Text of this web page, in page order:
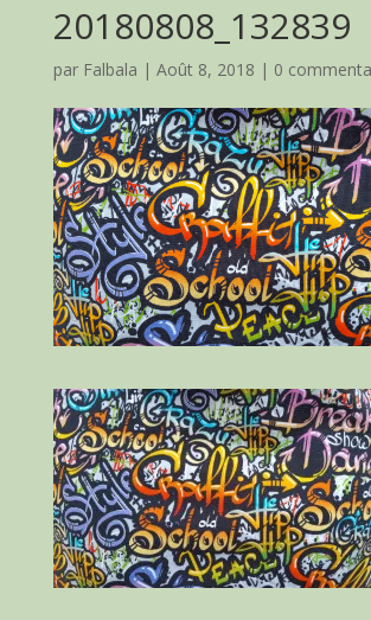
20180808_132839
par Falbala | Août 8, 2018 | 0